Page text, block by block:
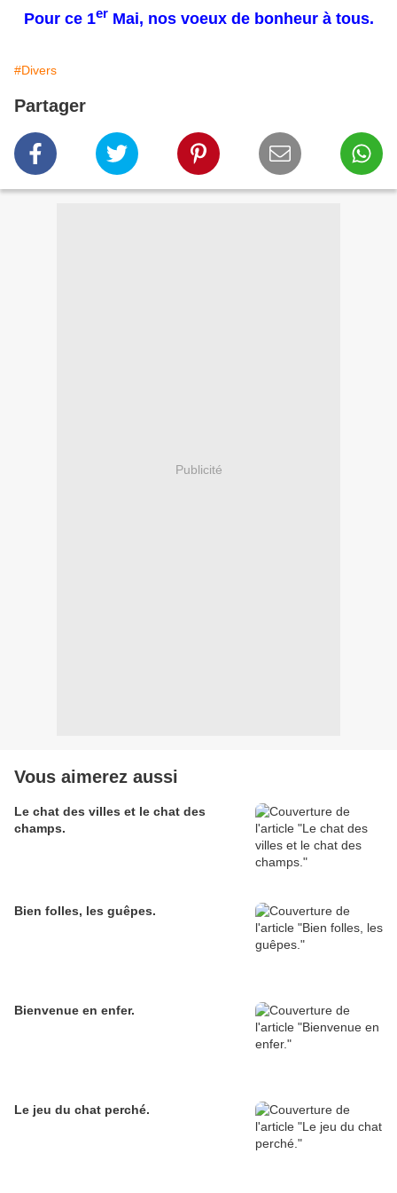
Pour ce 1er Mai, nos voeux de bonheur à tous.
#Divers
Partager
Publicité
Vous aimerez aussi
Le chat des villes et le chat des
champs.
Bien folles, les guêpes.
Bienvenue en enfer.
Le jeu du chat perché.